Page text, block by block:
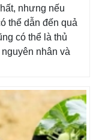
nhưng nếu
thể dẫn đến quả
có thể là thủ
nhân và